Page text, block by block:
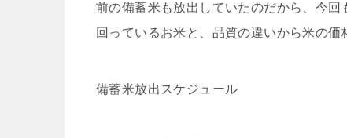
前の備蓄米も放出していたのだから、今
回っているお米と、品質の違いから米の
備蓄米放出スケジュール